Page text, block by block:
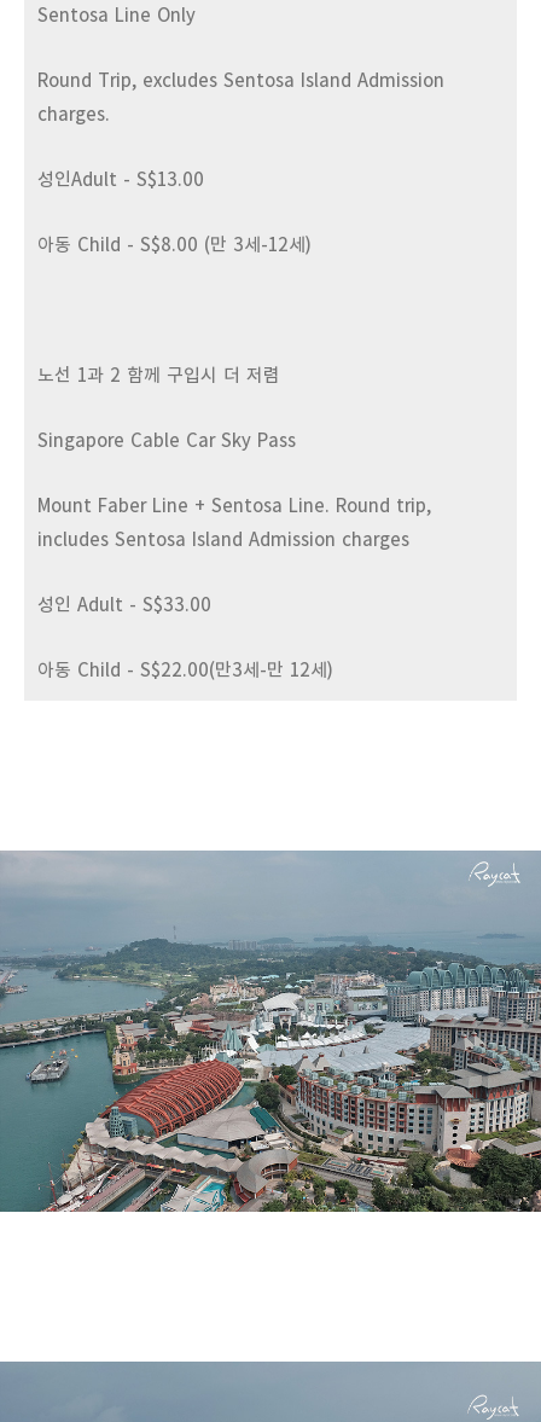
Sentosa Line Only
Round Trip, excludes Sentosa Island Admission
charges.
성인Adult - S$13.00
아동 Child - S$8.00 (만 3세-12세)
노선 1과 2 함께 구입시 더 저렴
Singapore Cable Car Sky Pass
Mount Faber Line + Sentosa Line. Round trip,
includes Sentosa Island Admission charges
성인 Adult - S$33.00
아동 Child - S$22.00(만3세-만 12세)